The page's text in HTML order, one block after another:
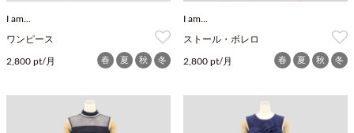
I am...
ワンピース
2,800 pt/月 春 夏 秋 冬
I am...
ストール・ボレロ
2,800 pt/月 春 夏 秋 冬